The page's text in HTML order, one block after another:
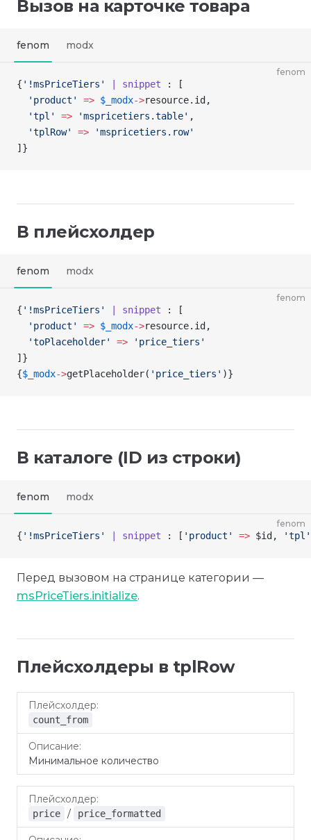
Вызов на карточке товара
fenom modx
fenom
{ '!msPriceTiers' | snippet : [
  'product'
=> $_modx->resource.id,
  'tpl'
=> 'mspricetiers.table' ,
  'tplRow'
=> 'mspricetiers.row'
] }
В плейсхолдер
fenom modx
fenom
{ '!msPriceTiers' | snippet : [
  'product'
=> $_modx->resource.id,
  'toPlaceholder'
=> 'price_tiers'
] }
{$_modx->getPlaceholder( 'price_tiers' )}
В каталоге (ID из строки)
fenom modx
fenom
{ '!msPriceTiers' | snippet : [ 'product' => $id , 'tpl'
Перед вызовом на странице категории —
msPriceTiers.initialize.
Плейсхолдеры в tplRow
Плейсхолдер
count_from
Минимальное количество
price / price_formatted